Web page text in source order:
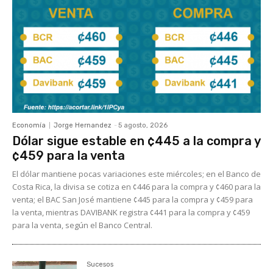
Economía Jorge Hernandez - 5 agosto, 2026
Dólar sigue estable en ¢445 a la compra y
¢459 para la venta
El dólar mantiene pocas variaciones este miércoles; en el Banco de
Costa Rica, la divisa se cotiza en ¢446 para la compra y ¢460 para la
venta; el BAC San José mantiene ¢445 para la compra y ¢459 para
la venta, mientras DAVIBANK registra ¢441 para la compra y ¢459
para la venta, según el Banco Central.
Sucesos